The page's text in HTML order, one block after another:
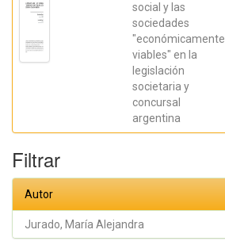
social y las
sociedades
"económicamente
viables" en la
legislación
societaria y
concursal
argentina
Filtrar
Autor
Jurado, María Alejandra